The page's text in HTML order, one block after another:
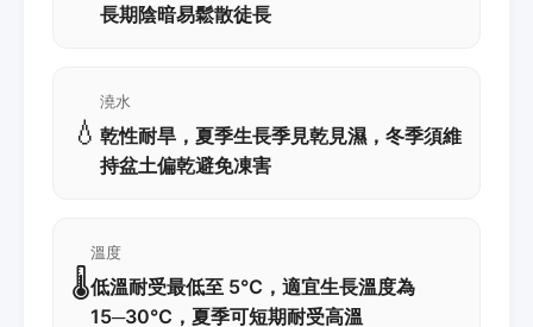
長期陰暗易鬆散徒長
💧
澆水
乾性耐旱，夏季生長季見乾見濕，冬季須維
持盆土偏乾避免凍害
🌡️
溫度
低溫耐受最低至 5℃，適宜生長溫度為
15─30℃，夏季可短期耐受高溫